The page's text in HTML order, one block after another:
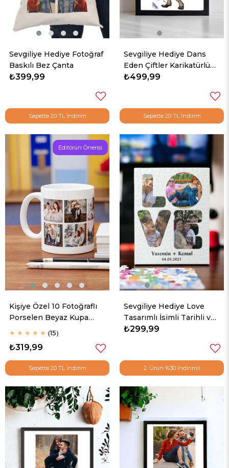
Sevgiliye Hediye Fotoğraf
Baskılı Bez Çanta
₺399,99
Sepette 20 TL İndirim
Sevgiliye Hediye Dans
Eden Çiftler Karikatürlü
Kare Çerçeve
₺499,99
Sepette 20 TL İndirim
Kişiye Özel 10 Fotoğraflı
Porselen Beyaz Kupa
Bardak
★ ★ ★ ★ ★ 15
₺319,99
Sepette 20 TL İndirim
Editörün Önerisi
Sevgiliye Hediye Love
Tasarımlı İsimli Tarihli ve
Fotoğraflı Puzzle
₺299,99
2. Ürün %30 İndirimli